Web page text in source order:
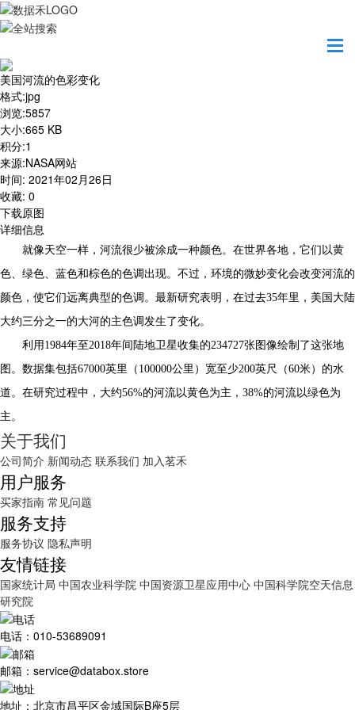
美国河流的色彩变化
格式:jpg
浏览:5857
大小:665 KB
积分:1
来源:NASA网站
时间: 2021年02月26日
收藏: 0
下载原图
详细信息
就像天空一样，河流很少被涂成一种颜色。在世界各地，它们以黄
色、绿色、蓝色和棕色的色调出现。不过，环境的微妙变化会改变河流的
颜色，使它们远离典型的色调。最新研究表明，在过去35年里，美国大陆
大约三分之一的大河的主色调发生了变化。
利用1984年至2018年间陆地卫星收集的234727张图像绘制了这张地
图。数据集包括67000英里（100000公里）宽至少200英尺（60米）的水
道。在研究过程中，大约56%的河流以黄色为主，38%的河流以绿色为
主。
关于我们
公司简介 新闻动态 联系我们 加入茗禾
用户服务
买家指南 常见问题
服务支持
服务协议 隐私声明
友情链接
国家统计局 中国农业科学院 中国资源卫星应用中心 中国科学院空天信息
研究院
电话：010-53689091
邮箱：service@databox.store
地址：北京市昌平区金域国际B座5层